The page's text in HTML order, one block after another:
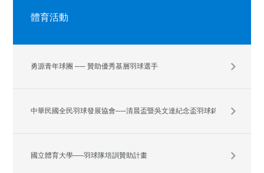
體育活動
勇源青年球團 ── 贊助優秀基層羽球選手
中華民國全民羽球發展協會──清晨盃暨吳文達紀念盃羽球錦標賽
國立體育大學──羽球隊培訓贊助計畫